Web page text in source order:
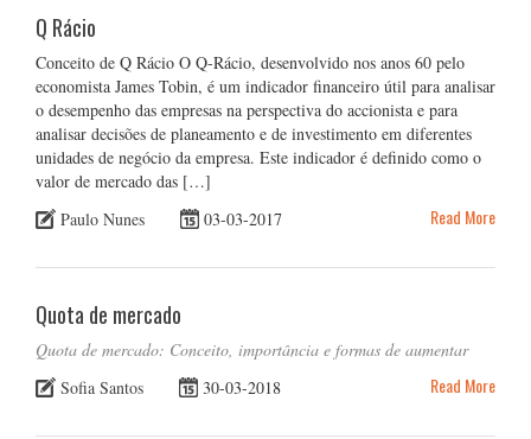
Q Rácio
Conceito de Q Rácio O Q-Rácio, desenvolvido nos anos 60 pelo
economista James Tobin, é um indicador financeiro útil para analisar
o desempenho das empresas na perspectiva do accionista e para
analisar decisões de planeamento e de investimento em diferentes
unidades de negócio da empresa. Este indicador é definido como o
valor de mercado das […]
Paulo Nunes
03-03-2017 Read More
Quota de mercado
Quota de mercado: Conceito, importância e formas de aumentar
Sofia Santos
30-03-2018 Read More